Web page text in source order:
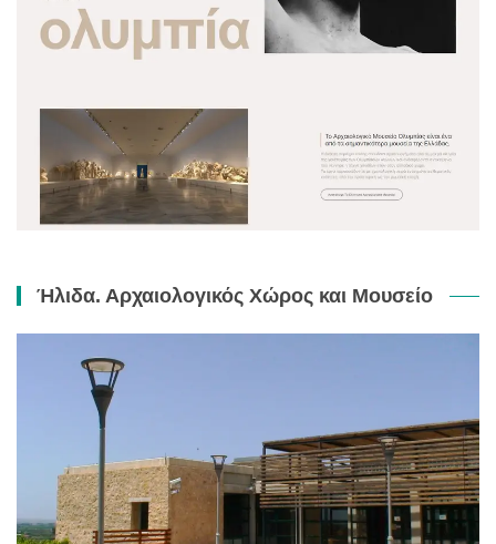
Ήλιδα. Αρχαιολογικός Χώρος και Μουσείο